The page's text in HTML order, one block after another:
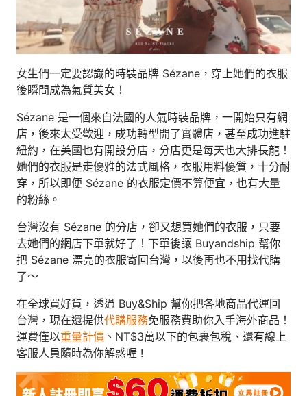
女生們一定要認識的時裝品牌 Sézane，穿上她們的衣服
後瞬間成為氣質美女！
Sézane 是一個來自法國的人氣時裝品牌，一開始只有網
店，後來太受歡迎，成功轉型開了實體店，甚至成功進駐
紐約，在美國也有開設分店，分店更是每天也大排長龍！
她們的衣服是走優雅的法式風格，衣服用料優質，十分耐
穿，所以即便 Sézane 的衣服定價不算便宜，也有大量
的粉絲。
台灣沒有 Sézane 的分店，卻又想買她們的衣服，只要
去她們的網店下單就好了！下單後讓 Buyandship 幫你
把 Sézane 漂亮的衣服寄回台灣，以後再也不用找代購
了～
在全球買好貨，透過 Buy&Ship 幫你把各地商品代運回
台灣，現在還提供代購服務免服務費助你入手海外商品！
運費僅以重量計價 、NT$3萬以下的包裹包稅、還有線上
客服人員隨時為你解惑喔 !